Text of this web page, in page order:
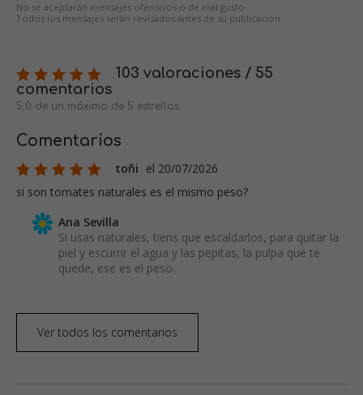
No se aceptarán mensajes ofensivos o de mal gusto.
Todos los mensajes serán revisados antes de su publicación.
103 valoraciones / 55
comentarios
5,0 de un máximo de 5 estrellas
Comentarios
toñi el 20/07/2026
si son tomates naturales es el mismo peso?
Ana Sevilla
Si usas naturales, tiens que escaldarlos, para quitar la
piel y escurrir el agua y las pepitas, la pulpa que te
quede, ese es el peso.
Ver todos los comentarios